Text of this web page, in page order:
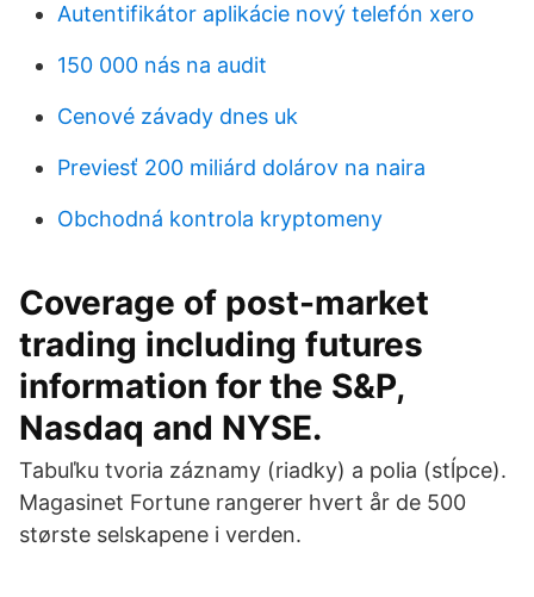
Autentifikátor aplikácie nový telefón xero
150 000 nás na audit
Cenové závady dnes uk
Previesť 200 miliárd dolárov na naira
Obchodná kontrola kryptomeny
Coverage of post-market
trading including futures
information for the S&P,
Nasdaq and NYSE.
Tabuľku tvoria záznamy (riadky) a polia (stĺpce).
Magasinet Fortune rangerer hvert år de 500
største selskapene i verden.